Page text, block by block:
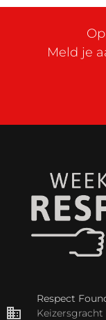
Meld je
Respect
Keizersgracht